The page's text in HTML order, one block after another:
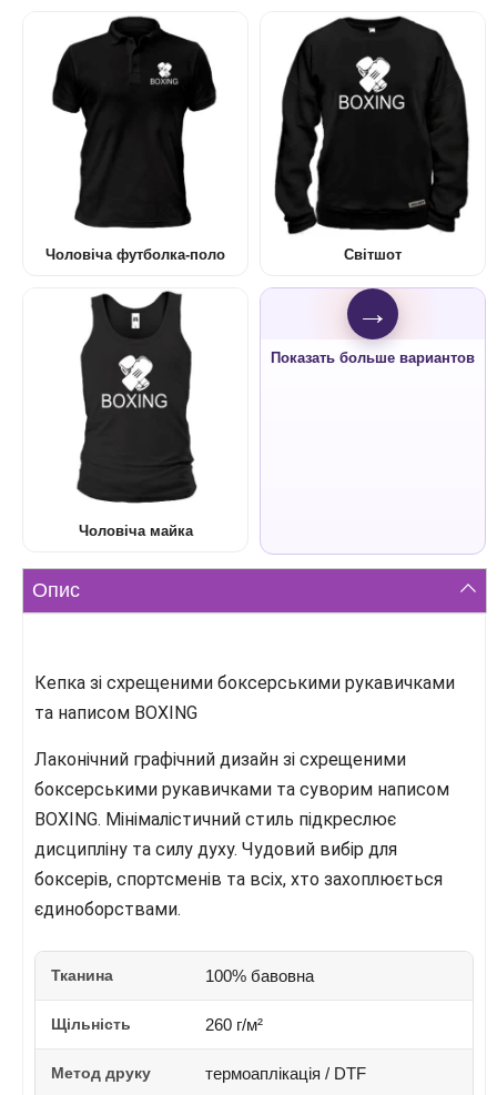
Чоловіча футболка-поло Світшот
Чоловіча майка
→
Показать больше вариантов
Опис
Кепка зі схрещеними боксерськими рукавичками
та написом BOXING
Лаконічний графічний дизайн зі схрещеними
боксерськими рукавичками та суворим написом
BOXING. Мінімалістичний стиль підкреслює
дисципліну та силу духу. Чудовий вибір для
боксерів, спортсменів та всіх, хто захоплюється
єдиноборствами.
Тканина 100% бавовна
Щільність 260 г/м²
Метод друку термоаплікація / DTF